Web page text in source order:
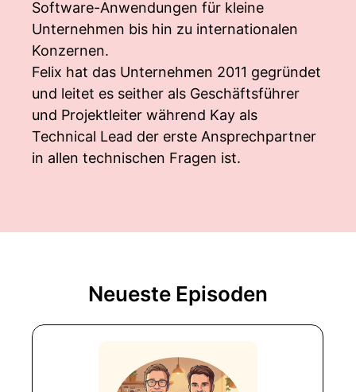
Software-Anwendungen für kleine
Unternehmen bis hin zu internationalen
Konzernen.
Felix hat das Unternehmen 2011 gegründet
und leitet es seither als Geschäftsführer
und Projektleiter während Kay als
Technical Lead der erste Ansprechpartner
in allen technischen Fragen ist.
Neueste Episoden